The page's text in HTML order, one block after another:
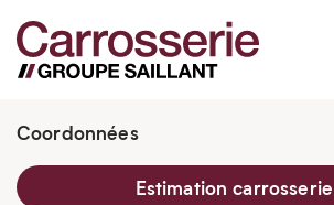
Coordonnées
2760 Av. Watt, Québec, G1P 3T6
Estimation carrosserie